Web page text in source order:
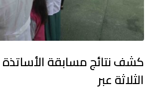
الثلاثة عبر